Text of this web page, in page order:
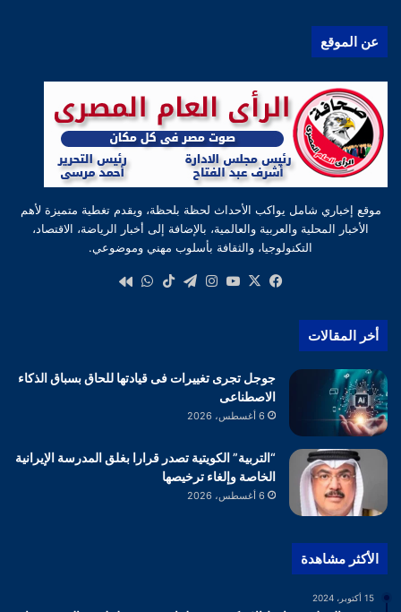
عن الموقع
موقع إخباري شامل يواكب الأحداث لحظة بلحظة، ويقدم تغطية متميزة لأهم
الأخبار المحلية والعربية والعالمية، بالإضافة إلى أخبار الرياضة، الاقتصاد،
التكنولوجيا، والثقافة بأسلوب مهني وموضوعي.
فيسبوك
‫X
‫YouTube
انستقرام
تيلقرام‫TikTokواتساب
أخر المقالات
جوجل تجرى تغييرات فى قيادتها للحاق بسباق الذكاء
الاصطناعى
6 أغسطس، 2026
“التربية” الكويتية تصدر قرارا بغلق المدرسة الإيرانية
الخاصة وإلغاء ترخيصها
6 أغسطس، 2026
الأكثر مشاهدة
15 أكتوبر، 2024